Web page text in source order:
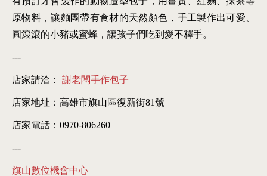
原物料，讓麵團帶有食材的天然顏色，手工製作出可愛、
圓滾滾的小豬或蜜蜂，讓孩子們吃到愛不釋手。
---
店家請洽： 謝老闆手作包子
店家地址：高雄市旗山區復新街81號
店家電話：0970-806260
---
旗山數位機會中心